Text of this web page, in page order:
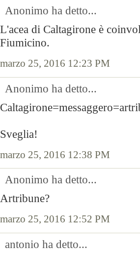
Anonimo ha detto...
L'acea di Caltagirone è
Fiumicino.
marzo 25, 2016 12:23 PM
Anonimo ha detto...
Sveglia!
marzo 25, 2016 12:38 PM
Anonimo ha detto...
Artribune?
marzo 25, 2016 12:52 PM
antonio ha detto...